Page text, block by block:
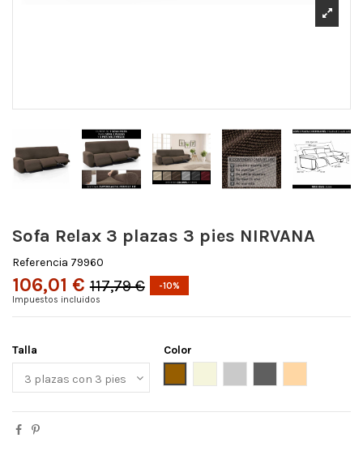
Sofa Relax 3 plazas 3 pies NIRVANA
Referencia 79960
106,01 € 117,79 €
-10%
Impuestos incluidos
Talla
Color